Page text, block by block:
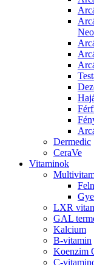
Dermedic
CeraVe
Vitaminok
LXR
GAL
Kalcium
B-vitamin
Koenzim
C-